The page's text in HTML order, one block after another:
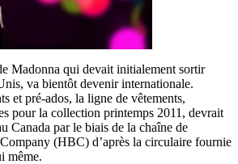
Madonna qui devait initialement sortir
va bientôt devenir internationale.
et pré-ados, la ligne de vêtements,
pour la collection printemps 2011, devrait
Canada par le biais de la chaîne de
(HBC) d’après la circulaire fournie
même.